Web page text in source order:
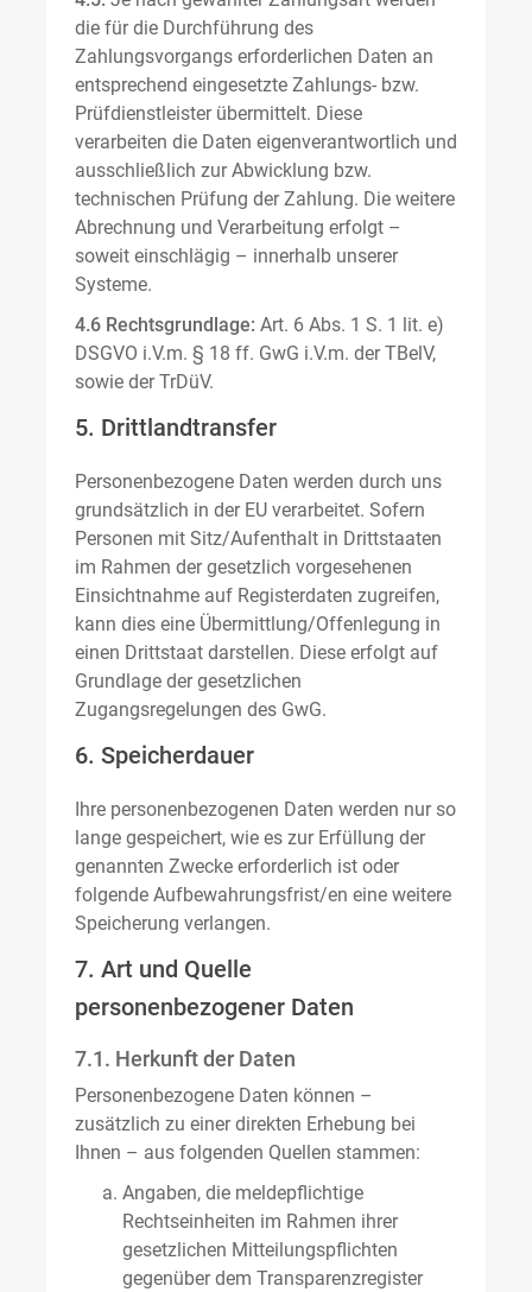
die für die Durchführung des
Zahlungsvorgangs erforderlichen Daten an
entsprechend eingesetzte Zahlungs- bzw.
Prüfdienstleister übermittelt. Diese
verarbeiten die Daten eigenverantwortlich und
ausschließlich zur Abwicklung bzw.
technischen Prüfung der Zahlung. Die weitere
Abrechnung und Verarbeitung erfolgt –
soweit einschlägig – innerhalb unserer
Systeme.
4.6 Rechtsgrundlage: Art. 6 Abs. 1 S. 1 lit. e)
DSGVO i.V.m. § 18 ff. GwG i.V.m. der TBelV,
sowie der TrDüV.
5. Drittlandtransfer
Personenbezogene Daten werden durch uns
grundsätzlich in der EU verarbeitet. Sofern
Personen mit Sitz/Aufenthalt in Drittstaaten
im Rahmen der gesetzlich vorgesehenen
Einsichtnahme auf Registerdaten zugreifen,
kann dies eine Übermittlung/Offenlegung in
einen Drittstaat darstellen. Diese erfolgt auf
Grundlage der gesetzlichen
Zugangsregelungen des GwG.
6. Speicherdauer
Ihre personenbezogenen Daten werden nur so
lange gespeichert, wie es zur Erfüllung der
genannten Zwecke erforderlich ist oder
folgende Aufbewahrungsfrist/en eine weitere
Speicherung verlangen.
7. Art und Quelle
personenbezogener Daten
7.1. Herkunft der Daten
Personenbezogene Daten können –
zusätzlich zu einer direkten Erhebung bei
Ihnen – aus folgenden Quellen stammen:
Angaben, die meldepflichtige
Rechtseinheiten im Rahmen ihrer
gesetzlichen Mitteilungspflichten
gegenüber dem Transparenzregister